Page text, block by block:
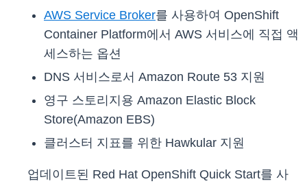
AWS Service Broker를 사용하여 OpenShift
Container Platform에서 AWS 서비스에 직접 액
세스하는 옵션
DNS 서비스로서 Amazon Route 53 지원
영구 스토리지용 Amazon Elastic Block
Store(Amazon EBS)
클러스터 지표를 위한 Hawkular 지원
업데이트된 Red Hat OpenShift Quick Start를 사